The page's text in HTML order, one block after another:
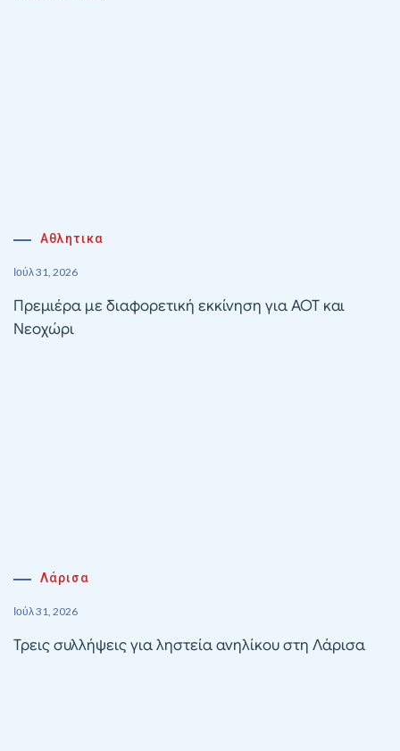
Αθλητικα
Ιούλ 31, 2026
Πρεμιέρα με διαφορετική εκκίνηση για ΑΟΤ και
Νεοχώρι
Λάρισα
Ιούλ 31, 2026
Τρεις συλλήψεις για ληστεία ανηλίκου στη Λάρισα